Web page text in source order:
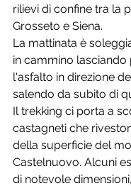
rilievi di confine tra la
Grosseto e Siena.
La mattinata è
in cammino lasciando
l'asfalto in direzione
salendo da subito di
Il trekking ci porta a
castagneti che
della superficie del
Castelnuovo. Alcuni
di notevole